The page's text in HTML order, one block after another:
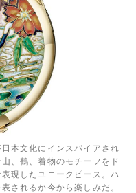
本文化にインスパイアされ
、鶴、着物のモチーフをド
現したユニークピース。ハ
されるか今から楽しみだ。